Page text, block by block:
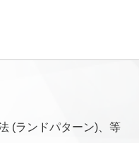
(ランドパターン)、等